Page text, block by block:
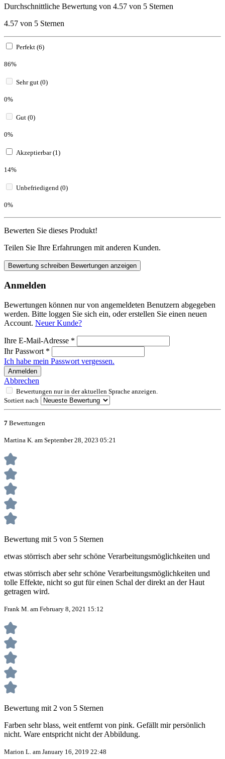
Durchschnittliche Bewertung von 4.57 von 5 Sternen
4.57 von 5 Sternen
Perfekt (6)
86%
Sehr gut (0)
0%
Gut (0)
0%
Akzeptierbar (1)
14%
Unbefriedigend (0)
0%
Bewerten Sie dieses Produkt!
Teilen Sie Ihre Erfahrungen mit anderen Kunden.
Bewertung schreiben Bewertungen anzeigen
Anmelden
Bewertungen können nur von angemeldeten Benutzern abgegeben
werden. Bitte loggen Sie sich ein, oder erstellen Sie einen neuen
Account. Neuer Kunde?
Ihre E-Mail-Adresse *
Ihr Passwort *
Ich habe mein Passwort vergessen.
Anmelden
Abbrechen
Bewertungen nur in der aktuellen Sprache anzeigen.
Sortiert nach
7 Bewertungen
Martina K. am September 28, 2023 05:21
Bewertung mit 5 von 5 Sternen
etwas störrisch aber sehr schöne Verarbeitungsmöglichkeiten und
etwas störrisch aber sehr schöne Verarbeitungsmöglichkeiten und
tolle Effekte, nicht so gut für einen Schal der direkt an der Haut
getragen wird.
Frank M. am February 8, 2021 15:12
Bewertung mit 2 von 5 Sternen
Farben sehr blass, weit entfernt von pink. Gefällt mir persönlich
nicht. Ware entspricht nicht der Abbildung.
Marion L. am January 16, 2019 22:48